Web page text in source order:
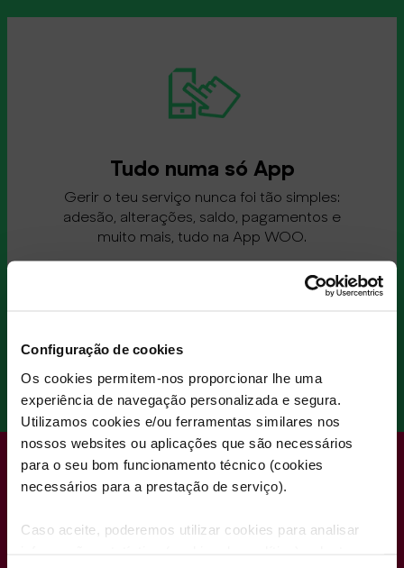
Configuração de cookies
Os cookies permitem-nos proporcionar lhe uma
experiência de navegação personalizada e segura.
Utilizamos cookies e/ou ferramentas similares nos
nossos websites ou aplicações que são necessários
para o seu bom funcionamento técnico (cookies
necessários para a prestação de serviço).
Caso aceite, poderemos utilizar cookies para analisar
Tudo numa só App
Gerir o teu serviço nunca foi tão simples:
adesão, alterações, saldo, pagamentos e
muito mais, tudo na App WOO.
Junta a TV à Net
Fibra da WOO por
apenas +7€/mês